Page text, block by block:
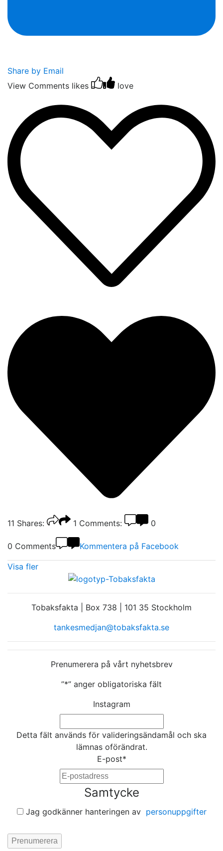
Share by Email
View Comments likes love
11 Shares: 1 Comments: 0
0 Comments Kommentera på Facebook
Visa fler
Tobaksfakta | Box 738 | 101 35 Stockholm
tankesmedjan@tobaksfakta.se
Prenumerera på vårt nyhetsbrev
”*” anger obligatoriska fält
Instagram
Detta fält används för valideringsändamål och ska
lämnas oförändrat.
E-post*
Samtycke
Jag godkänner hanteringen av personuppgifter